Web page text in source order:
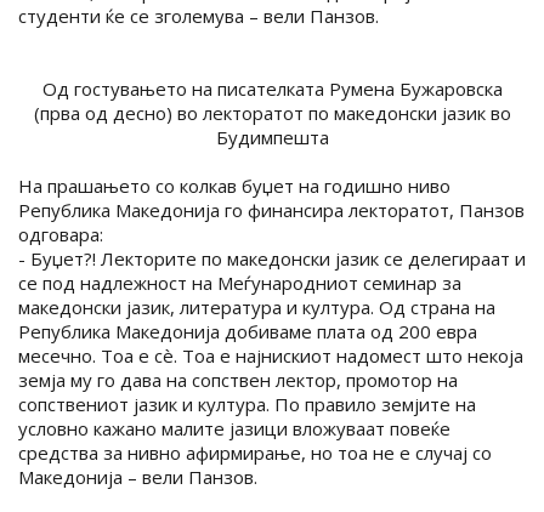
студенти ќе се зголемува – вели Панзов.
Од гостувањето на писателката Румена Бужаровска
(прва од десно) во лекторатот по македонски јазик во
Будимпешта
На прашањето со колкав буџет на годишно ниво
Република Македонија го финансира лекторатот, Панзов
одговара:
- Буџет?! Лекторите по македонски јазик се делегираат и
се под надлежност на Меѓународниот семинар за
македонски јазик, литература и култура. Од страна на
Република Македонија добиваме плата од 200 евра
месечно. Тоа е сè. Тоа е најнискиот надомест што некоја
земја му го дава на сопствен лектор, промотор на
сопствениот јазик и култура. По правило земјите на
условно кажано малите јазици вложуваат повеќе
средства за нивно афирмирање, но тоа не е случај со
Македонија – вели Панзов.